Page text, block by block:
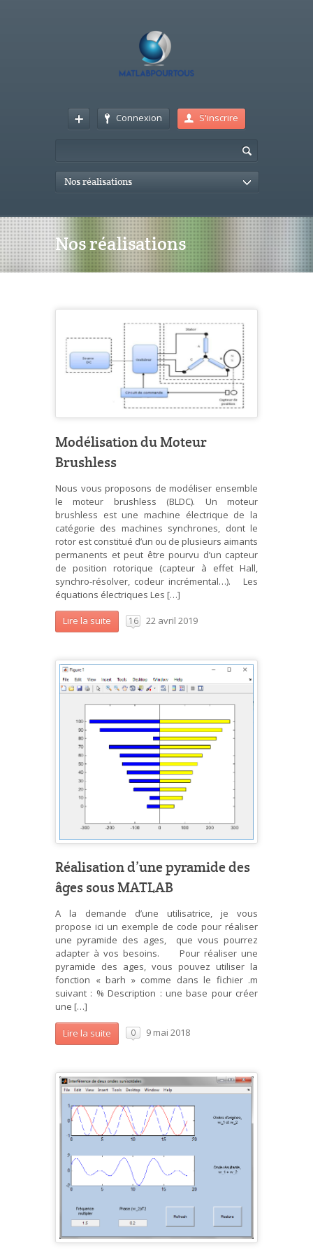
Connexion S'inscrire
Nos réalisations
Nos réalisations
Modélisation du Moteur
Brushless
Nous vous proposons de modéliser ensemble
le moteur brushless (BLDC). Un moteur
brushless est une machine électrique de la
catégorie des machines synchrones, dont le
rotor est constitué d’un ou de plusieurs aimants
permanents et peut être pourvu d’un capteur
de position rotorique (capteur à effet Hall,
synchro-résolver, codeur incrémental…). Les
équations électriques Les […]
Lire la suite 16 22 avril 2019
Réalisation d’une pyramide des
âges sous MATLAB
A la demande d’une utilisatrice, je vous
propose ici un exemple de code pour réaliser
une pyramide des ages, que vous pourrez
adapter à vos besoins. Pour réaliser une
pyramide des ages, vous pouvez utiliser la
fonction « barh » comme dans le fichier .m
suivant : % Description : une base pour créer
une […]
Lire la suite 0 9 mai 2018